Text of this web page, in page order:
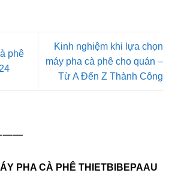
phê
Kinh nghiệm khi lựa chọn
máy pha cà phê cho quán –
Từ A Đến Z Thành Công
PHA CÀ PHÊ THIETBIBEPAAU